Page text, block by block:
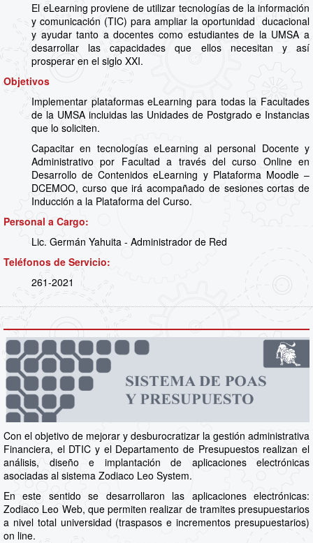
El eLearning proviene de utilizar tecnologías de la información
y comunicación (TIC) para ampliar la oportunidad ducacional
y ayudar tanto a docentes como estudiantes de la UMSA a
desarrollar las capacidades que ellos necesitan y así
prosperar en el siglo XXI.
Objetivos
Implementar plataformas eLearning para todas la Facultades
de la UMSA incluidas las Unidades de Postgrado e Instancias
que lo soliciten.
Capacitar en tecnologías eLearning al personal Docente y
Administrativo por Facultad a través del curso Online en
Desarrollo de Contenidos eLearning y Plataforma Moodle –
DCEMOO, curso que irá acompañado de sesiones cortas de
Inducción a la Plataforma del Curso.
Personal a Cargo:
Lic. Germán Yahuita - Administrador de Red
Teléfonos de Servicio:
261-2021
Con el objetivo de mejorar y desburocratizar la gestión administrativa
Financiera, el DTIC y el Departamento de Presupuestos realizan el
análisis, diseño e implantación de aplicaciones electrónicas
asociadas al sistema Zodiaco Leo System.
En este sentido se desarrollaron las aplicaciones electrónicas:
Zodiaco Leo Web, que permiten realizar de tramites presupuestarios
a nivel total universidad (traspasos e incrementos presupuestarios)
on line.